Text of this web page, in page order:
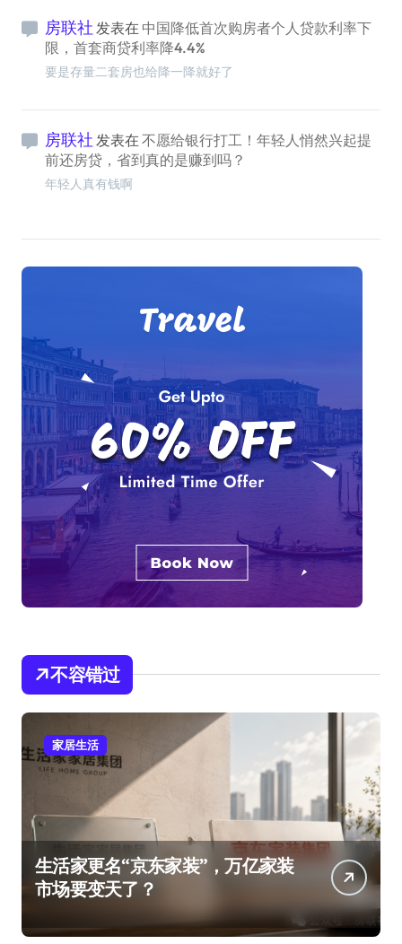
房联社 发表在 中国降低首次购房者个人贷款利率下
限，首套商贷利率降4.4%
要是存量二套房也给降一降就好了
房联社 发表在 不愿给银行打工！年轻人悄然兴起提
前还房贷，省到真的是赚到吗？
年轻人真有钱啊
不容错过
家居生活
生活家更名“京东家装”，万亿家装
市场要变天了？